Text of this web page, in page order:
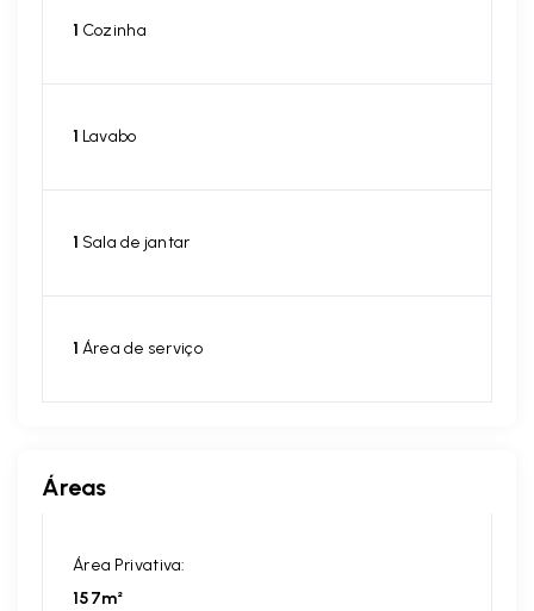
1 Cozinha
1 Lavabo
1 Sala de jantar
1 Área de serviço
Áreas
Área Privativa:
157m²